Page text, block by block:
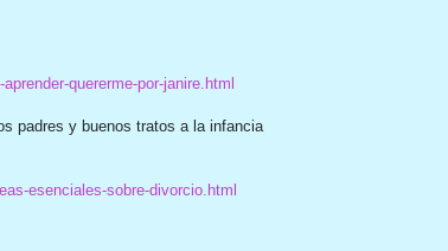
quererme-por-janire.html
padres y buenos tratos a la infancia
esenciales-sobre-divorcio.html